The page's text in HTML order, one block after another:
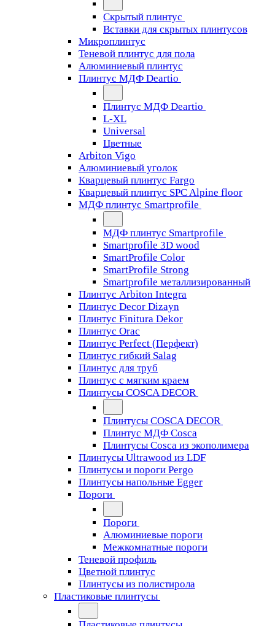
Скрытый плинтус
Вставки для скрытых плинтусов
Микроплинтус
Теневой плинтус для пола
Алюминиевый плинтус
Плинтус МДФ Deartio
Плинтус МДФ Deartio
L-XL
Universal
Цветные
Arbiton Vigo
Алюминиевый уголок
Кварцевый плинтус Fargo
Кварцевый плинтус SPC Alpine floor
МДФ плинтус Smartprofile
МДФ плинтус Smartprofile
Smartprofile 3D wood
SmartProfile Color
SmartProfile Strong
Smartprofile металлизированный
Плинтус Arbiton Integra
Плинтус Decor Dizayn
Плинтус Finitura Dekor
Плинтус Orac
Плинтус Perfect (Перфект)
Плинтус гибкий Salag
Плинтус для труб
Плинтус с мягким краем
Плинтусы COSCA DECOR
Плинтусы COSCA DECOR
Плинтус МДФ Cosca
Плинтусы Cosca из экополимера
Плинтусы Ultrawood из LDF
Плинтусы и пороги Pergo
Плинтусы напольные Egger
Пороги
Пороги
Алюминиевые пороги
Межкомнатные пороги
Теневой профиль
Цветной плинтус
Плинтусы из полистирола
Пластиковые плинтусы